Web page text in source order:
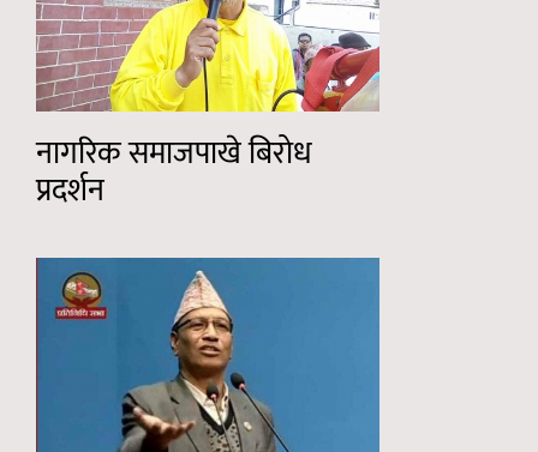
नागरिक समाजपाखे बिरोध
प्रदर्शन